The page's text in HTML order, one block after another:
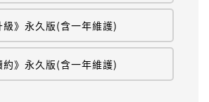
級》永久版(含一年維護)
約》永久版(含一年維護)